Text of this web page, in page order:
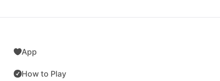
App
How to Play